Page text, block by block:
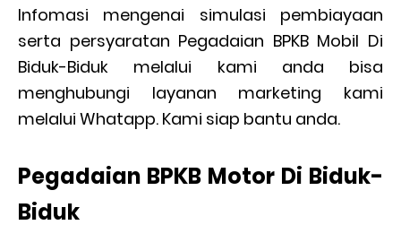
Infomasi mengenai simulasi pembiayaan
serta persyaratan Pegadaian BPKB Mobil Di
Biduk-Biduk melalui kami anda bisa
menghubungi layanan marketing kami
melalui Whatapp. Kami siap bantu anda.
Pegadaian BPKB Motor Di Biduk-
Biduk